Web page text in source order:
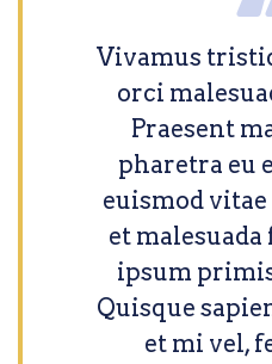
Vivamus
orci
Praesent
pharetra eu
euismod
et malesuada
ipsum
Quisque
et mi vel,